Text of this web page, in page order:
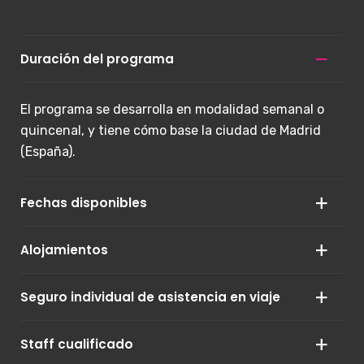
Duración del programa
El programa se desarrolla en modalidad semanal o
quincenal, y tiene cómo base la ciudad de Madrid
(España).
Fechas disponibles
09 diciembre – 21 diciembre 2025. Experience
10 enero – 17 enero 2026. Experience
10 enero – 24 enero 2026. Experience
Alojamientos
Los participantes de nuestros eventos y programas
acondicionadas en hoteles de 3 y 4 estrellas con las
Seguro individual de asistencia en viaje
Con nuestra aseguradora oficial, Grupo Intermundial,
Staff cualificado